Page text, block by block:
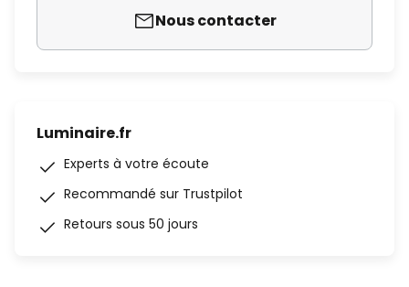
Nous contacter
Luminaire.fr
Experts à votre écoute
Recommandé sur Trustpilot
Retours sous 50 jours